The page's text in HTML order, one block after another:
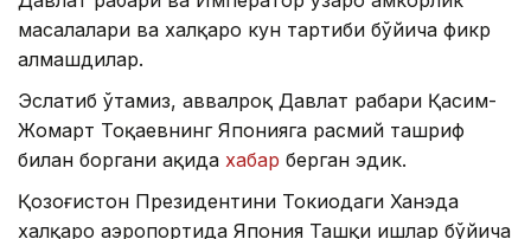
масалалари ва халқаро кун тартиби бўйича фикр
алмашдилар.
Эслатиб ўтамиз, аввалроқ Давлат раҳбари Қасим-
Жомарт Тоқаевнинг Японияга расмий ташриф
билан боргани ҳақида хабар берган эдик.
Қозоғистон Президентини Токиодаги Ханэда
халқаро аэропортида Япония Ташқи ишлар бўйича